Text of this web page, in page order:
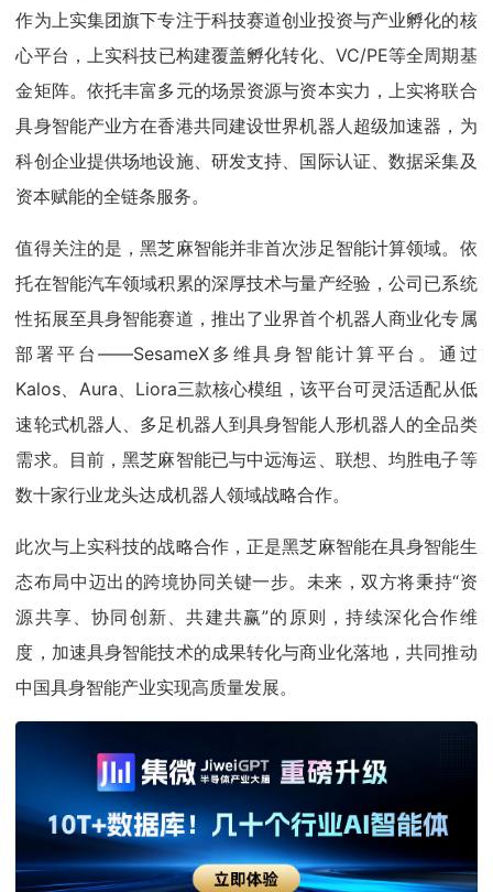
作为上实集团旗下专注于科技赛道创业投资与产业孵化的核
心平台，上实科技已构建覆盖孵化转化、VC/PE等全周期基
金矩阵。依托丰富多元的场景资源与资本实力，上实将联合
具身智能产业方在香港共同建设世界机器人超级加速器，为
科创企业提供场地设施、研发支持、国际认证、数据采集及
资本赋能的全链条服务。
值得关注的是，黑芝麻智能并非首次涉足智能计算领域。依
托在智能汽车领域积累的深厚技术与量产经验，公司已系统
性拓展至具身智能赛道，推出了业界首个机器人商业化专属
部署平台——SesameX多维具身智能计算平台。通过
Kalos、Aura、Liora三款核心模组，该平台可灵活适配从低
速轮式机器人、多足机器人到具身智能人形机器人的全品类
需求。目前，黑芝麻智能已与中远海运、联想、均胜电子等
数十家行业龙头达成机器人领域战略合作。
此次与上实科技的战略合作，正是黑芝麻智能在具身智能生
态布局中迈出的跨境协同关键一步。未来，双方将秉持“资
源共享、协同创新、共建共赢”的原则，持续深化合作维
度，加速具身智能技术的成果转化与商业化落地，共同推动
中国具身智能产业实现高质量发展。